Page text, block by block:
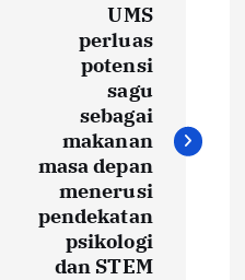
UMS
perluas
potensi
sagu
sebagai
makanan
masa depan
menerusi
pendekatan
psikologi
dan STEM